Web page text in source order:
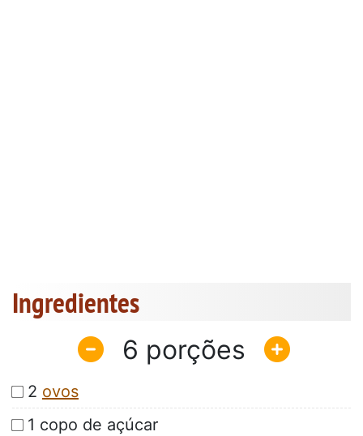
Ingredientes
6
2 ovos
1 copo de açúcar